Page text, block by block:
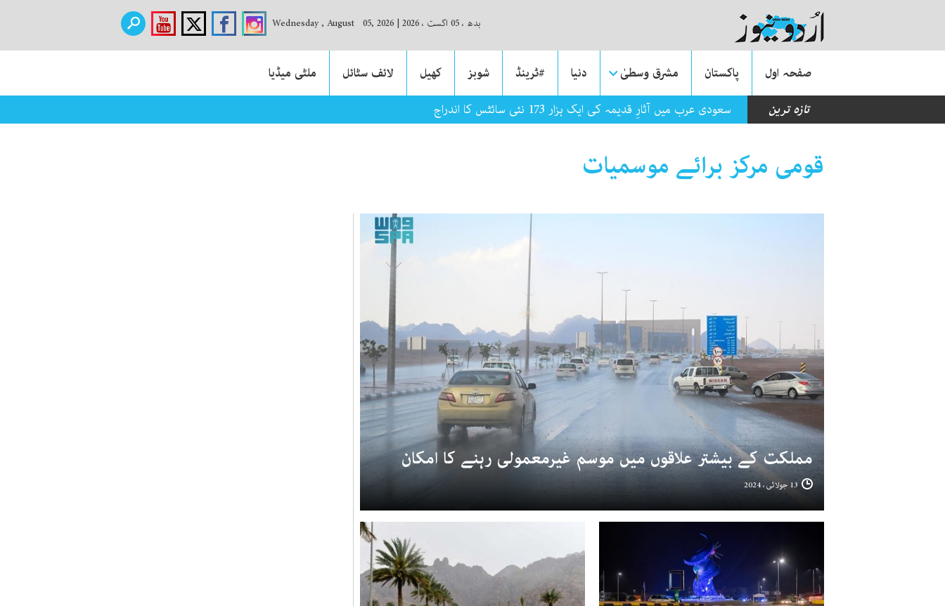
بدھ ، 05 اگست ، 2026 |
Wednesday , August 05, 2026
صفحہ اول پاکستان مشرق وسطیٰ دنیا #ٹرینڈ شوبز کھیل لائف سٹائل
ملٹی میڈیا
تازہ ترین
سعودی عرب میں آثارِ قدیمہ کی ایک ہزار 173 نئی سائٹس کا اندراج
قومی مرکز برائے موسمیات
مملکت کے بیشتر علاقوں میں موسم غیرمعمولی رہنے کا امکان
13 جولائی ، 2024